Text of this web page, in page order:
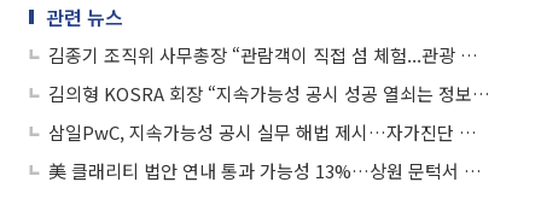
관련 뉴스
김종기 조직위 사무총장 “관람객이 직접 섬 체험...관광 넘어 지속가능성 제시할 것”
김의형 KOSRA 회장 “지속가능성 공시 성공 열쇠는 정보 신뢰성”
삼일PwC, 지속가능성 공시 실무 해법 제시…자가진단 체크리스트·단계별 로드맵 공개
美 클래리티 법안 연내 통과 가능성 13%…상원 문턱서 제동